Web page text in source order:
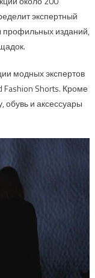
экспертный
профильных изданий,
модных экспертов
Fashion Shorts. Кроме
обувь и аксессуары